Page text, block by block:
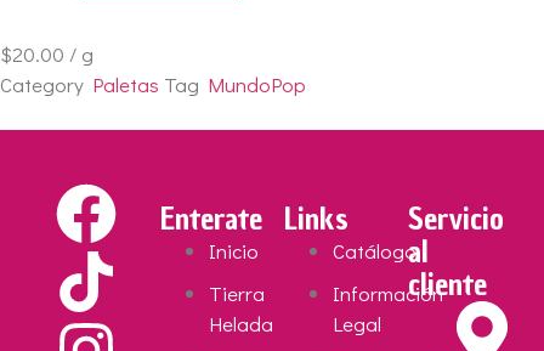
$20.00 / g
Category Paletas Tag MundoPop
Enterate
Inicio
Tierra
Helada
Links
Catálogo
Información
Legal
Servicio
al
cliente